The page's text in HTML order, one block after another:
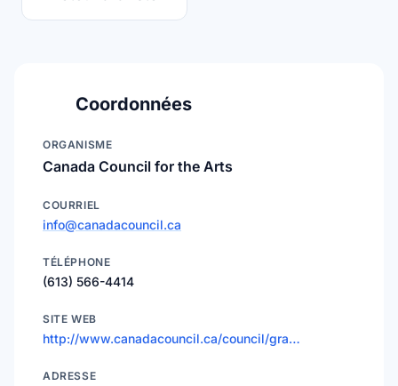
Coordonnées
ORGANISME
Canada Council for the Arts
COURRIEL
info@canadacouncil.ca
TÉLÉPHONE
(613) 566-4414
SITE WEB
http://www.canadacouncil.ca/council/gra…
ADRESSE